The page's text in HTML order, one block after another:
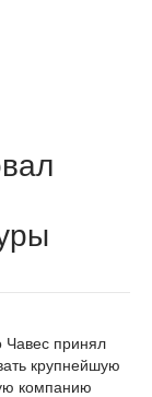
Чавес принял
крупнейшую
компанию